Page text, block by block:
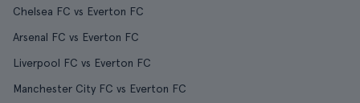
Chelsea FC vs Everton FC
Arsenal FC vs Everton FC
Liverpool FC vs Everton FC
Manchester City FC vs Everton FC